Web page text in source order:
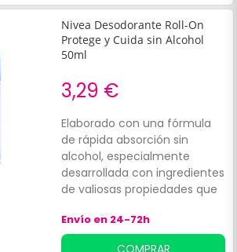
Nivea Desodorante Roll-On
Protege y Cuida sin Alcohol
50ml
3,29 €
Elaborado con una fórmula
de rápida absorción sin
alcohol, especialmente
desarrollada con ingredientes
de valiosas propiedades que
y cómodamente seca.
Además, proporciona una
Envío en 24-72h